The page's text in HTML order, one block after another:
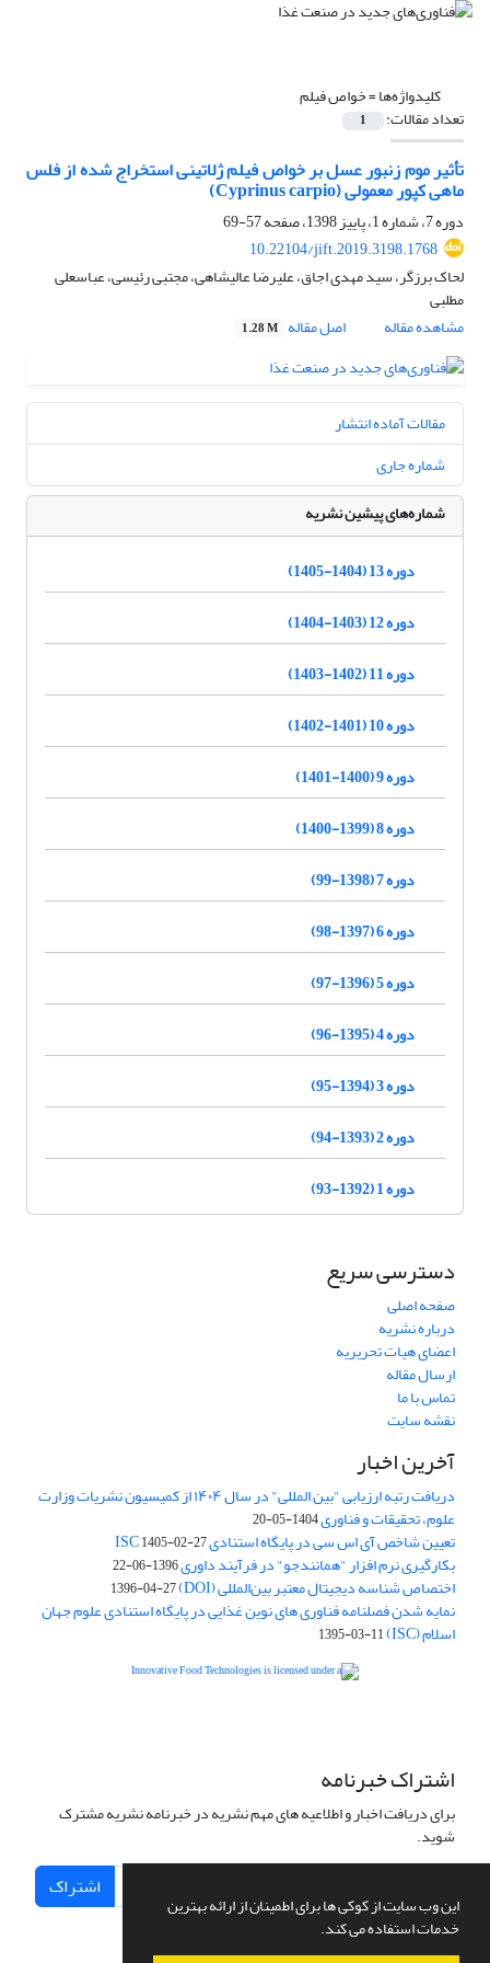
این وب سایت از کوکی ها برای اطمینان از ارائه بهترین
خدمات استفاده می کند.
کلیدواژه‌ها =خواص فیلم
تعداد مقالات: 1
تأثیر موم زنبور عسل بر خواص فیلم ژلاتینی استخراج شده از فلس
ماهی کپور معمولی (Cyprinus carpio)
دوره 7، شماره 1، پاییز 1398، صفحه
57-69
10.22104/jift.2019.3198.1768
لحاک برزگر، سید مهدی اجاق، علیرضا عالیشاهی، مجتبی رئیسی، عباسعلی
مطلبی
مشاهده مقاله
اصل مقاله 1.28 M
مقالات آماده انتشار
شماره جاری
شماره‌های پیشین نشریه
دوره 13 (1404-1405)
دوره 12 (1403-1404)
دوره 11 (1402-1403)
دوره 10 (1401-1402)
دوره 9 (1400-1401)
دوره 8 (1399-1400)
دوره 7 (1398-99)
دوره 6 (1397-98)
دوره 5 (1396-97)
دوره 4 (1395-96)
دوره 3 (1394-95)
دوره 2 (1393-94)
دوره 1 (1392-93)
دسترسی سریع
صفحه اصلی
درباره نشریه
اعضای هیات تحریریه
ارسال مقاله
تماس با ما
نقشه سایت
آخرین اخبار
دریافت رتبه ارزیابی "بین المللی" در سال ۱۴۰۴ از کمیسیون نشریات وزارت
علوم، تحقیقات و فناوری1404-05-20
تعیین شاخص آی اس سی در پایگاه استنادی ISC1405-02-27
بکارگیری نرم افزار "همانندجو" در فرآیند داوری1396-06-22
اختصاص شناسه دیجیتال معتبر بین‌المللی (DOI) 1396-04-27
نمایه شدن فصلنامه فناوری های نوین غذایی در پایگاه استنادی علوم جهان
اسلام (ISC) 1395-03-11
اشتراک خبرنامه
برای دریافت اخبار و اطلاعیه های مهم نشریه در خبرنامه نشریه مشترک
شوید.
اشتراک